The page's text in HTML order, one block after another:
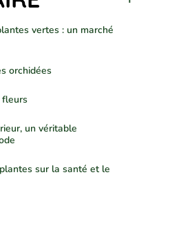
vertes : un marché
orchidées
fleurs
un véritable
sur la santé et le